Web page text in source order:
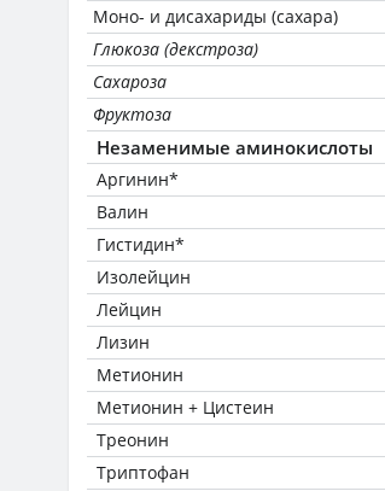
Моно- и дисахариды (сахара)
Глюкоза (декстроза)
Сахароза
Фруктоза
Незаменимые аминокислоты
Аргинин*
Валин
Гистидин*
Изолейцин
Лейцин
Лизин
Метионин
Метионин + Цистеин
Треонин
Триптофан